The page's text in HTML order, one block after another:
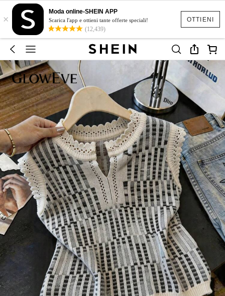
OTTIENI
×
Moda online-SHEIN APP
Scarica l'app e ottieni tante offerte speciali!
(12,439)